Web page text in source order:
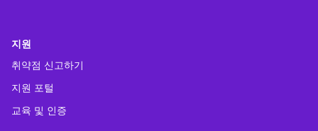
지원
취약점 신고하기
지원 포털
교육 및 인증